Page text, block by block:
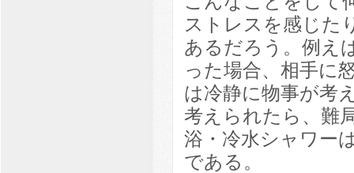
ストレスを感じた
あるだろう。例え
った場合、相手に
は冷静に物事が考
考えられたら、難
浴・冷水シャワー
である。